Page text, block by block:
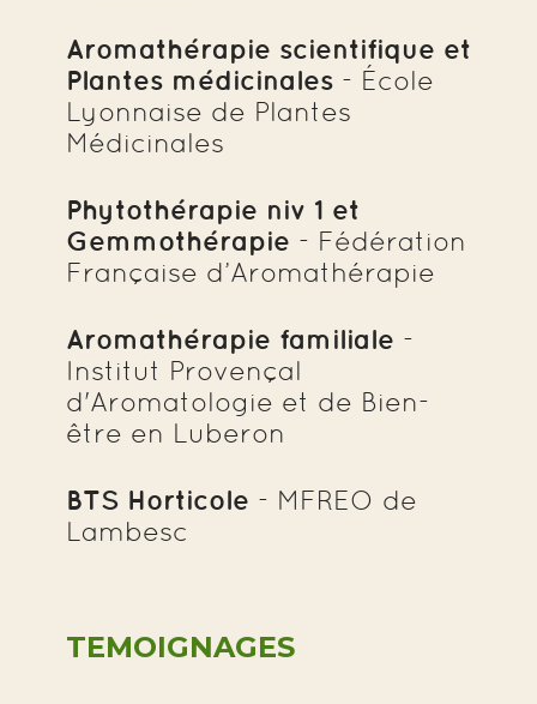
Aromathérapie scientifique et
Plantes médicinales - École
Lyonnaise de Plantes
Médicinales
Phytothérapie niv 1 et
Gemmothérapie - Fédération
Française d’Aromathérapie
Aromathérapie familiale -
Institut Provençal
d'Aromatologie et de Bien-
être en Luberon
BTS Horticole - MFREO de
Lambesc
TEMOIGNAGES